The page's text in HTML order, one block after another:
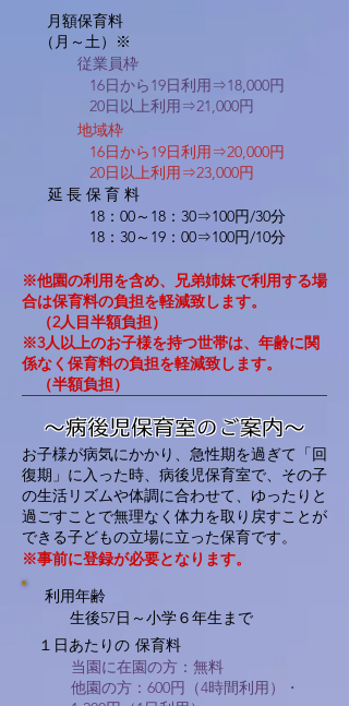
月額保育料
​（月～土）※
従業員枠
16日から19日利用⇒18,000円
20日以上利用⇒21,000円
地域枠
16日から19日利用⇒20,000円
20日以上利用⇒23,000円
​延長保育料
18：00～18：30⇒100円/30分
18：30～19：00⇒100円/10分
※他園の利用を含め、兄弟姉妹で利用する場
合は保育料の負担を軽減致します。
（2人目半額負担）
※3人以上のお子様を持つ世帯は、年齢に関
係なく保育料の負担を軽減致します。
​ （半額負担）
～病後児保育室のご案内～
お子様が病気にかかり、急性期を過ぎて「回
復期」に入った時、病後児保育室で、その子
の生活リズムや体調に合わせて、ゆったりと
過ごすことで無理なく体力を取り戻すことが
できる子どもの立場に立った保育です。
※事前に登録が必要となります。
利用年齢
生後57日～小学６年生まで
１日あたりの 保育料
​当園に在園の方：無料
他園の方：600円（4時間利用）・